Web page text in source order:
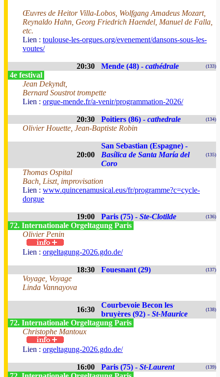
Œuvres de Heitor Villa-Lobos, Wolfgang Amadeus Mozart,
Reynaldo Hahn, Georg Friedrich Haendel, Manuel de Falla,
etc.
Lien : toulouse-les-orgues.org/evenement/dansons-sous-les-
voutes/
20:30 Mende (48) - cathédrale (133)
4e festival
Jean Dekyndt,
Bernard Soustrot trompette
Lien : orgue-mende.fr/a-venir/programmation-2026/
20:30 Poitiers (86) - cathedrale (134)
Olivier Houette, Jean-Baptiste Robin
20:00
San Sebastian (Espagne) -
Basílica de Santa María del
Coro
(135)
Thomas Ospital
Bach, Liszt, improvisation
Lien : www.quincenamusical.eus/fr/programme?c=cycle-
dorgue
19:00 Paris (75) - Ste-Clotilde (136)
72. Internationale Orgeltagung Paris
Olivier Penin
Lien : orgeltagung-2026.gdo.de/
18:30 Fouesnant (29) (137)
Voyage, Voyage
Linda Vannayova
16:30
Courbevoie Becon les
bruyères (92) - St-Maurice
(138)
72. Internationale Orgeltagung Paris
Christophe Mantoux
Lien : orgeltagung-2026.gdo.de/
16:00 Paris (75) - St-Laurent (139)